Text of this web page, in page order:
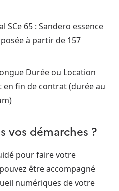
SCe 65 : Sandero essence
à partir de 157
Durée ou Location
en fin de contrat (durée au
vos démarches ?
pour faire votre
être accompagné
numériques de votre